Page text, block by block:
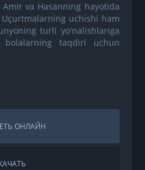
va Hasanning hayotida
uchishi ham
turli yo'nalishlariga
taqdiri uchun
ОНЛАЙН